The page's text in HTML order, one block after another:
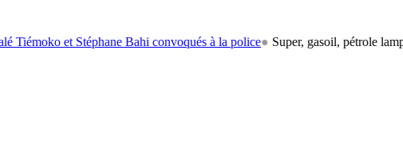
et Stéphane Bahi convoqués à la police ● Super, gasoil, pétrole lampant: le